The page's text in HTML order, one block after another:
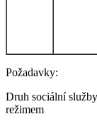
Požadavky:
Druh sociální
režimem